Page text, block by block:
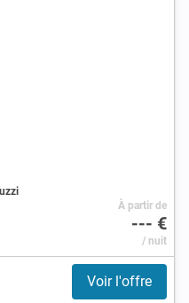
À partir de
--- €
/ nuit
Voir l'offre